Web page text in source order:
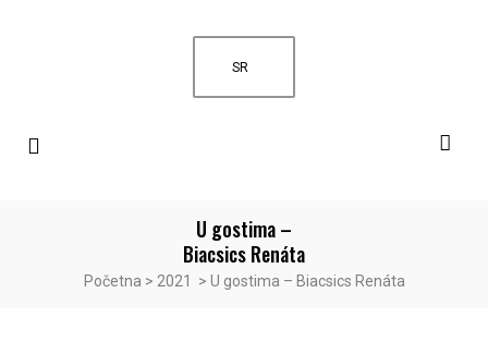
SR
U gostima –
Biacsics Renáta
Početna > 2021 > U gostima – Biacsics Renáta